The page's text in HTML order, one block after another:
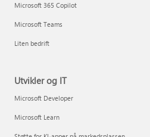
Microsoft 365 Copilot
Microsoft Teams
Liten bedrift
Utvikler og IT
Microsoft Developer
Microsoft Learn